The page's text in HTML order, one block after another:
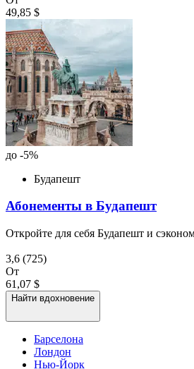
49,85 $
до -5%
Будапешт
Абонементы в Будапешт
Откройте для себя Будапешт и
3,6 (725)
От
61,07 $
Найти вдохновение
Барселона
Лондон
Нью-Йорк